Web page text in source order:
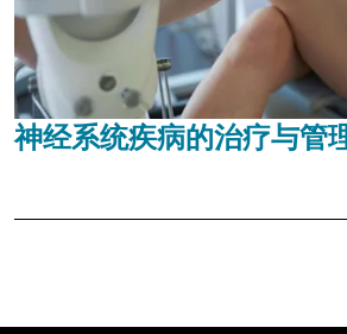
神经系统疾病的治疗与管